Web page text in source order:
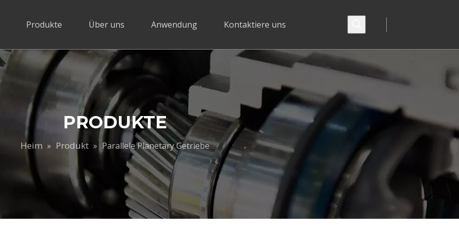
Produkte Über uns Anwendung Kontaktiere uns
PRODUKTE
Heim » Produkt » Parallele Planetary Getriebe